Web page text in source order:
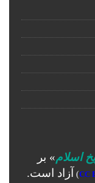
اسلام» بر
CC
) آزاد است.